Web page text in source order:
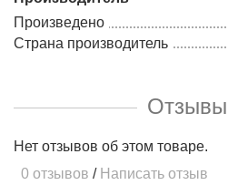
Произведено
Страна производитель
Нет отзывов об этом товаре.
0 отзывов / Написать отзыв